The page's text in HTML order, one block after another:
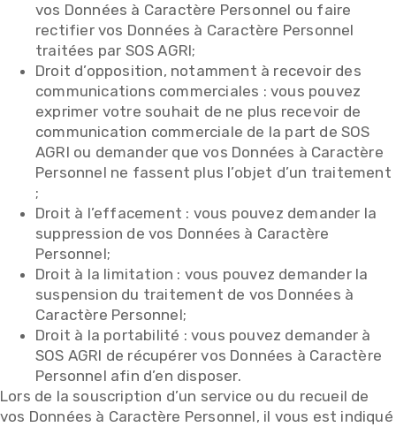
vos Données à Caractère Personnel ou faire
rectifier vos Données à Caractère Personnel
traitées par SOS AGRI;
Droit d’opposition, notamment à recevoir des
communications commerciales : vous pouvez
exprimer votre souhait de ne plus recevoir de
communication commerciale de la part de SOS
AGRI ou demander que vos Données à Caractère
Personnel ne fassent plus l’objet d’un traitement
;
Droit à l’effacement : vous pouvez demander la
suppression de vos Données à Caractère
Personnel;
Droit à la limitation : vous pouvez demander la
suspension du traitement de vos Données à
Caractère Personnel;
Droit à la portabilité : vous pouvez demander à
SOS AGRI de récupérer vos Données à Caractère
Personnel afin d’en disposer.
Lors de la souscription d’un service ou du recueil de
vos Données à Caractère Personnel, il vous est indiqué